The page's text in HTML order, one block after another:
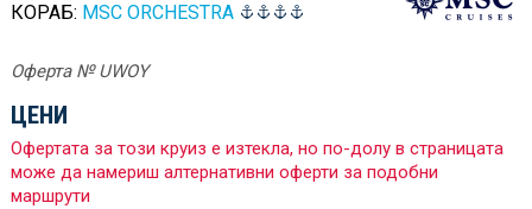
КОРАБ: MSC ORCHESTRA
Оферта № UWOY
ЦЕНИ
Офертата за този круиз е изтекла, но по-долу в страницата
може да намериш алтернативни оферти за подобни
маршрути